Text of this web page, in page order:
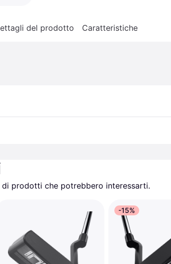
del prodotto Caratteristiche
prodotti che potrebbero interessarti.
-15%